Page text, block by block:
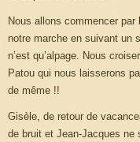
Nous allons commencer
notre marche en suivant un
n’est qu’alpage. Nous
Patou qui nous laisserons
de même !!
Gisèle, de retour de
de bruit et Jean-Jacques ne